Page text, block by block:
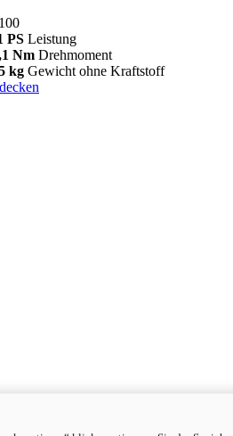
PS Leistung
Nm Drehmoment
kg Gewicht ohne Kraftstoff